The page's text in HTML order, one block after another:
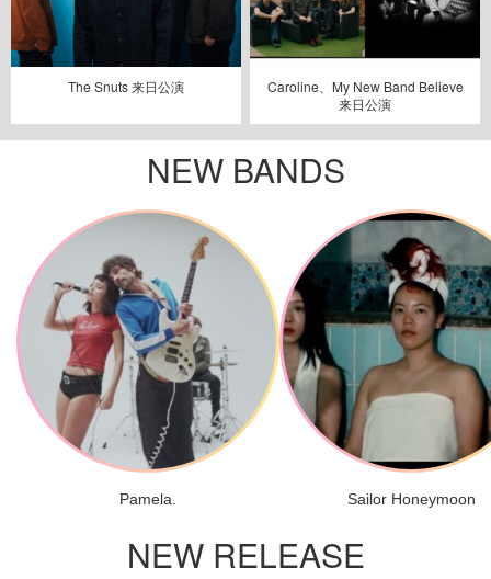
The Snuts 来日公演
Caroline、My New Band Believe
来日公演
NEW BANDS
Pamela. Sailor Honeymoon
NEW RELEASE